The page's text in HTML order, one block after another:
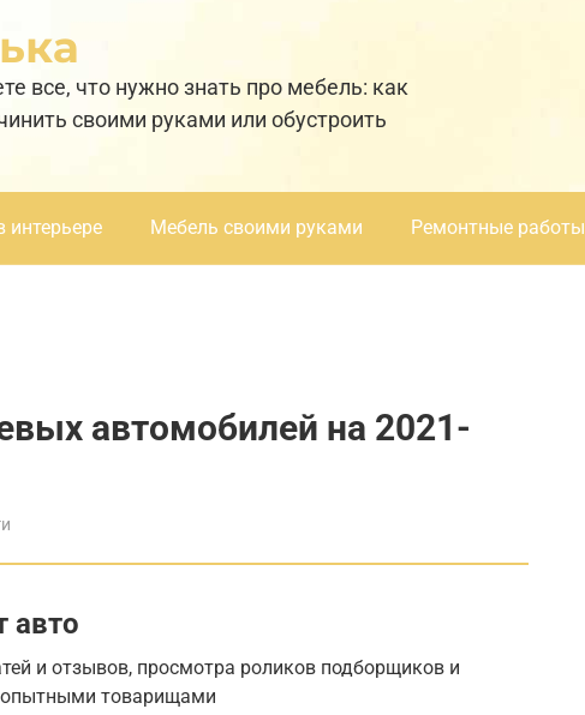
все, что нужно знать про мебель: как
своими руками или обустроить
интерьере Мебель своими руками Ремонтные работы
автомобилей на 2021-
авто
и отзывов, просмотра роликов подборщиков и
опытными товарищами